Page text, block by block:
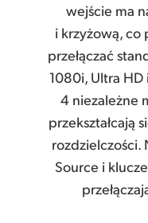
wejście ma
i krzyżową, co
przełączać
1080i, Ultra
4 niezależne
przekształcają
rozdzielczości.
Source i